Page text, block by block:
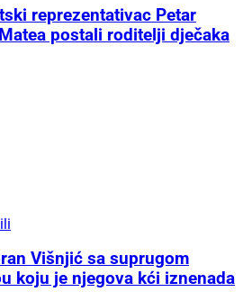
reprezentativac Petar
postali roditelji dječaka
Višnjić sa suprugom
koju je njegova kći iznenada